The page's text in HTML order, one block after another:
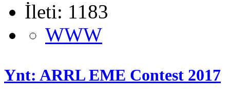
İleti: 1183
WWW
Ynt: ARRL EME Contest 2017